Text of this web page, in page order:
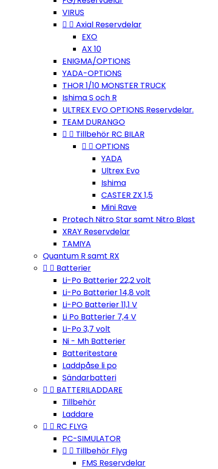
VIRUS
  Axial Reservdelar
EXO
AX 10
ENIGMA/OPTIONS
YADA-OPTIONS
THOR 1/10 MONSTER TRUCK
Ishima S och R
ULTREX EVO OPTIONS Reservdelar.
TEAM DURANGO
  Tillbehör RC BILAR
  OPTIONS
YADA
Ultrex Evo
Ishima
CASTER ZX 1,5
Mini Rave
Protech Nitro Star samt Nitro Blast
XRAY Reservdelar
TAMIYA
Quantum R samt RX
  Batterier
Li-Po Batterier 22,2 volt
Li-Po Batterier 14,8 volt
Li-PO Batterier 11,1 V
Li Po Batterier 7,4 V
Li-Po 3,7 volt
Ni - Mh Batterier
Batteritestare
Laddpåse li po
Sändarbatteri
  BATTERILADDARE
Tillbehör
Laddare
  RC FLYG
PC-SIMULATOR
  Tillbehör Flyg
FMS Reservdelar